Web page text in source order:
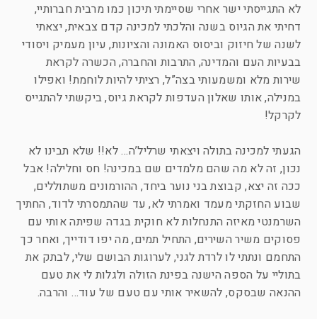
לא התגייסתי ישר אחרי שסיימתי תיכון כמו מרבית חברותיי,
דחיתי את הגיוס בשנה והלכתי למכינה קדם צבאית, יצאתי
לשנה של חיזוק וביסוס האמונה והציונות, עיון מעמיק ויסודי
בבעיות העם והמדינה, התרבות והחברה, הכשרה לקראת
שירות מלא ומשמעותי בצה”ל, רציתי להיות לוחמת! ואפילו
במנילה, אותו שאלון העדפות לקראת גיוס, ביקשתי להתגייס
לקרקל!
הגעתי למכינה בתולה ויצאתי שרליל’ה… לא!! שלא תבינו לא
נכון, זה לא מה שהם מלמדים שם במכינה! חס וחלילה! אבל
ככה זה יצא, קבוצת בני נוער ביחד, ההורמונים משתוללים,
שבוע החזקתי מעמד ואמרתי לא, עד שהתמסרתי לדוד, החתיך
השרמנטי מאיזה התנחלות לא חוקית בגדה שפיתה אותי עם
פסוקים משיר השירים, התחיל תמים, מה יפו דודייך, ואחר כך
התחמם ונתתי לו לרדת לגני, לערוגות הבושם שלי, לבתק את
בתוליי על הספה הישנה בפינת הזולה ולגלות לי את טעם
ההנאה שבסקס, להשאיר אותי עם טעם של עוד… והרבה.